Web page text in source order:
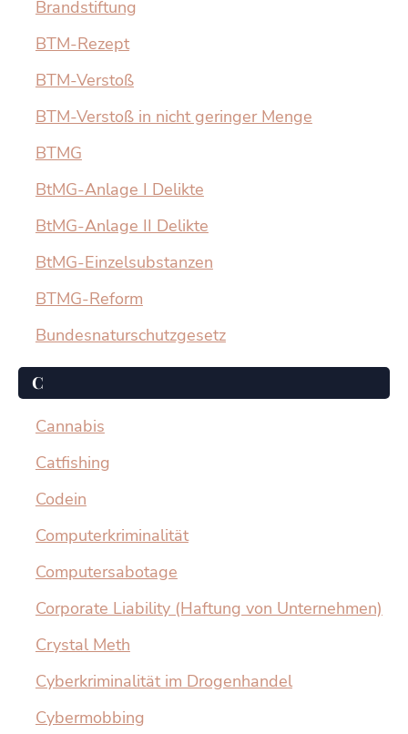
Brandstiftung
BTM-Rezept
BTM-Verstoß
BTM-Verstoß in nicht geringer Menge
BTMG
BtMG-Anlage I Delikte
BtMG-Anlage II Delikte
BtMG-Einzelsubstanzen
BTMG-Reform
Bundesnaturschutzgesetz
C
Cannabis
Catfishing
Codein
Computerkriminalität
Computersabotage
Corporate Liability (Haftung von Unternehmen)
Crystal Meth
Cyberkriminalität im Drogenhandel
Cybermobbing